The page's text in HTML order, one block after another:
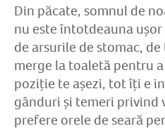
Din păcate, somnul de
nu este întotdeauna
de arsurile de stomac,
merge la toaletă pentru
poziție te așezi, tot îți e
gânduri și temeri privind
prefere orele de seară